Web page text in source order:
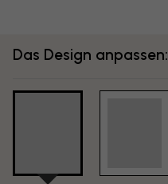
Das Design anpassen: